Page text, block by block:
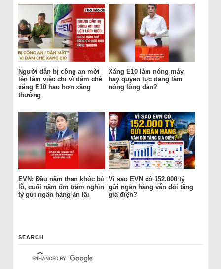
Người dân bị công an mời
lên làm việc chỉ vì dám chê
xăng E10 hao hơn xăng
thường
Xăng E10 làm nóng máy
hay quyền lực đang làm
nóng lòng dân?
EVN: Đầu năm than khóc bù
lỗ, cuối năm ôm trăm nghìn
tỷ gửi ngân hàng ăn lãi
Vì sao EVN có 152.000 tỷ
gửi ngân hàng vẫn đòi tăng
giá điện?
SEARCH